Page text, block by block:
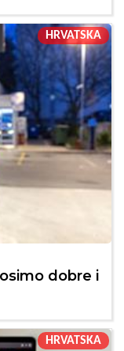
HRVATSKA
dobre i
HRVATSKA